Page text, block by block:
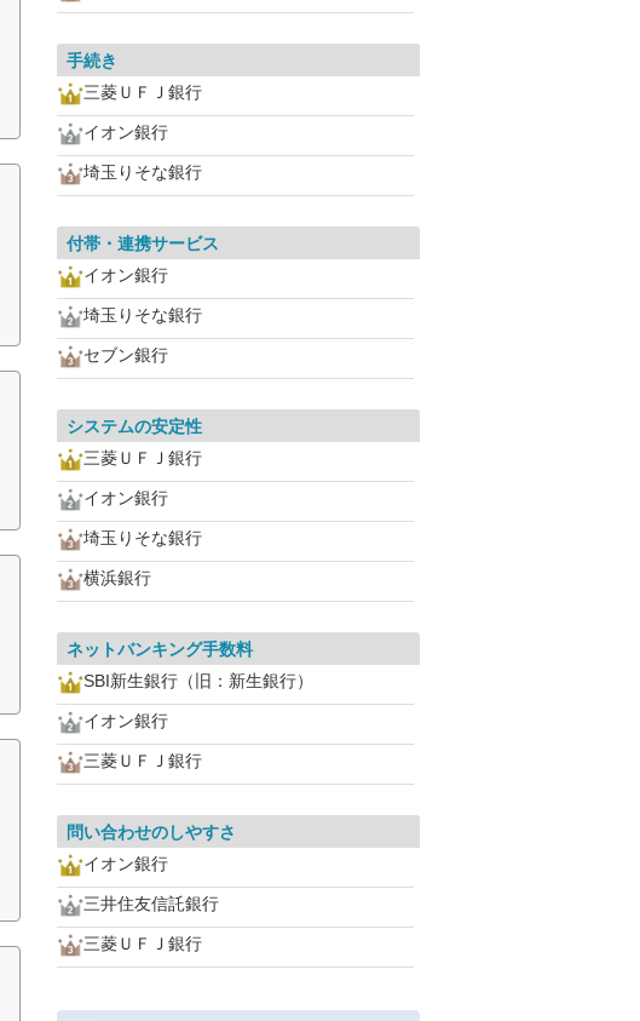
手続き
三菱ＵＦＪ銀行
イオン銀行
埼玉りそな銀行
付帯・連携サービス
イオン銀行
埼玉りそな銀行
セブン銀行
システムの安定性
三菱ＵＦＪ銀行
イオン銀行
埼玉りそな銀行
横浜銀行
ネットバンキング手数料
SBI新生銀行（旧：新生銀行）
イオン銀行
三菱ＵＦＪ銀行
問い合わせのしやすさ
イオン銀行
三井住友信託銀行
三菱ＵＦＪ銀行